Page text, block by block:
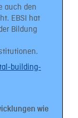
auch den
EBSI hat
Bildung
building-
wie